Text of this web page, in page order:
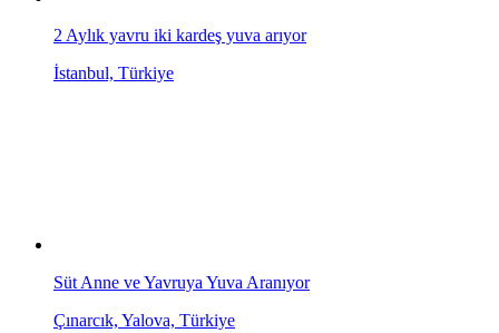
2 Aylık yavru iki kardeş yuva arıyor
İstanbul, Türkiye
Süt Anne ve Yavruya Yuva Aranıyor
Çınarcık, Yalova, Türkiye